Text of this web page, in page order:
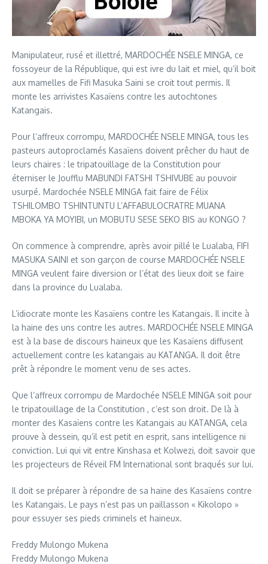
Manipulateur, rusé et illettré, MARDOCHÉE NSELE MINGA, ce
fossoyeur de la République, qui est ivre du lait et miel, qu’il boit
aux mamelles de Fifi Masuka Saini se croit tout permis. Il
monte les arrivistes Kasaïens contre les autochtones
Katangais.
Pour l’affreux corrompu, MARDOCHÉE NSELE MINGA, tous les
pasteurs autoproclamés Kasaïens doivent prêcher du haut de
leurs chaires : le tripatouillage de la Constitution pour
éterniser le Joufflu MABUNDI FATSHI TSHIVUBE au pouvoir
usurpé. Mardochée NSELE MINGA fait faire de Félix
TSHILOMBO TSHINTUNTU L’AFFABULOCRATRE MUANA
MBOKA YA MOYIBI, un MOBUTU SESE SEKO BIS au KONGO ?
On commence à comprendre, après avoir pillé le Lualaba, FIFI
MASUKA SAINI et son garçon de course MARDOCHÉE NSELE
MINGA veulent faire diversion or l’état des lieux doit se faire
dans la province du Lualaba.
L’idiocrate monte les Kasaïens contre les Katangais. Il incite à
la haine des uns contre les autres. MARDOCHÉE NSELE MINGA
est à la base de discours haineux que les Kasaïens diffusent
actuellement contre les katangais au KATANGA. Il doit être
prêt à répondre le moment venu de ses actes.
Que l’affreux corrompu de Mardochée NSELE MINGA soit pour
le tripatouillage de la Constitution , c’est son droit. De là à
monter des Kasaïens contre les Katangais au KATANGA, cela
prouve à dessein, qu’il est petit en esprit, sans intelligence ni
conviction. Lui qui vit entre Kinshasa et Kolwezi, doit savoir que
les projecteurs de Réveil FM International sont braqués sur lui.
Il doit se préparer à répondre de sa haine des Kasaïens contre
les Katangais. Le pays n’est pas un paillasson « Kikolopo »
pour essuyer ses pieds criminels et haineux.
Freddy Mulongo Mukena
Freddy Mulongo Mukena